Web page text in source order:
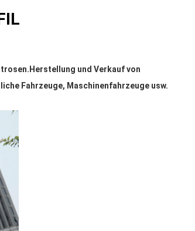
und Verkauf von
Fahrzeuge, Maschinenfahrzeuge usw.